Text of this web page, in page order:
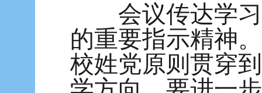
会议传达学习
的重要指示精神
校姓党原则贯穿